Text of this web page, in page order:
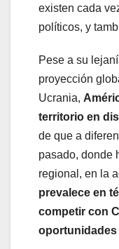
existen cada
políticos, y
Pese a su
proyección
Ucrania,
territorio en
de que a
pasado, donde
regional, en la
prevalece en
competir con